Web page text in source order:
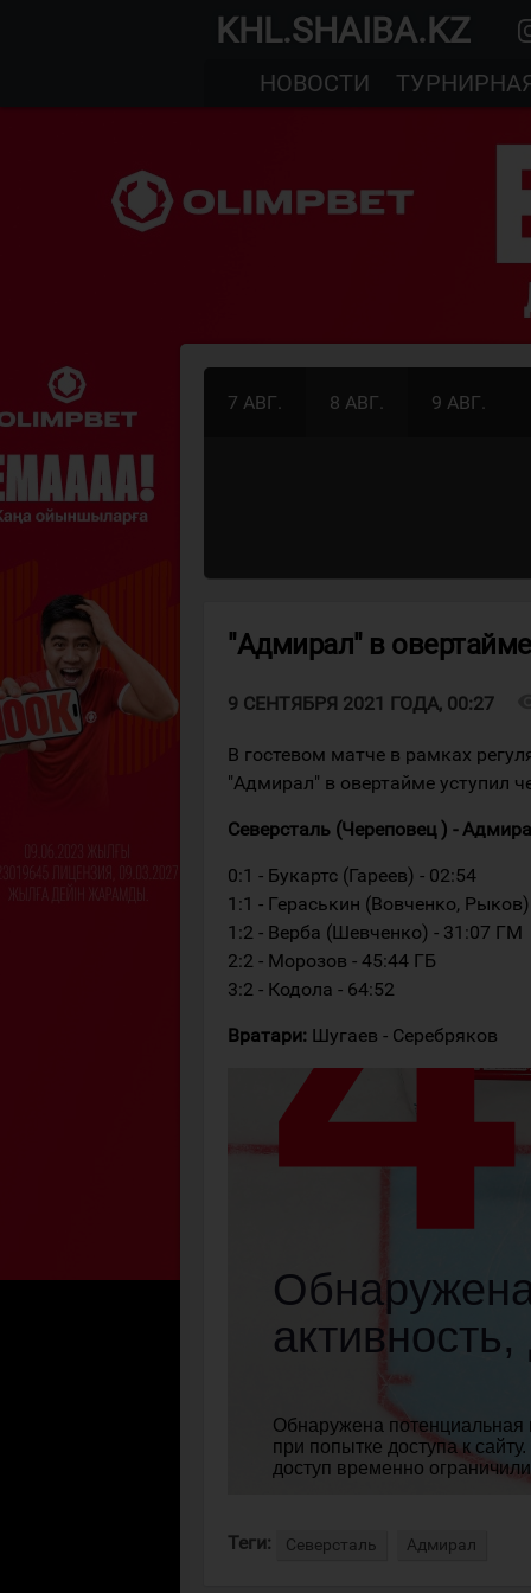
KHL.SHAIBA.KZ
НОВОСТИ
7 АВГ. 8 АВГ. 9 АВГ.
"Адмирал" в
9 СЕНТЯБРЯ 2021 ГОДА, 00:27
В гостевом матче в рамках
"Адмирал" в овертайме уступил
Северсталь (Череповец ) -
0:1 - Букартс (Гареев) - 02:54
1:1 - Гераськин (Вовченко,
1:2 - Верба (Шевченко) - 31:07 ГМ
2:2 - Морозов - 45:44 ГБ
3:2 - Кодола - 64:52
Вратари: Шугаев - Серебряков
Теги: Северсталь Адмирал